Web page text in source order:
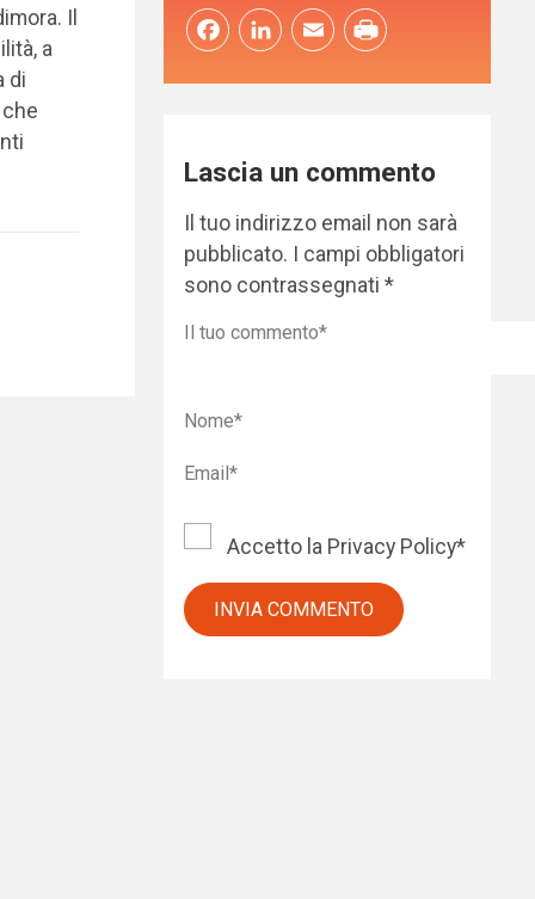
Il
a
di
FacebookLinkedInEmail
Lascia un commento
Il tuo indirizzo email non sarà
pubblicato. I campi obbligatori
sono contrassegnati*
Accetto la Privacy Policy*